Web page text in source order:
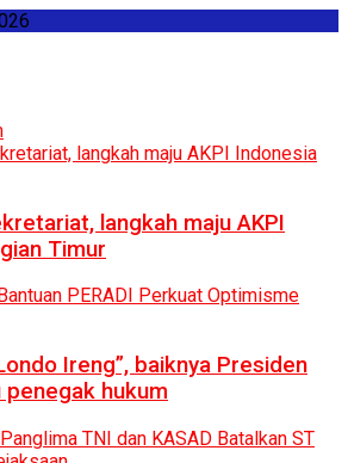
langkah maju AKPI
Timur
Ireng”, baiknya Presiden
hukum